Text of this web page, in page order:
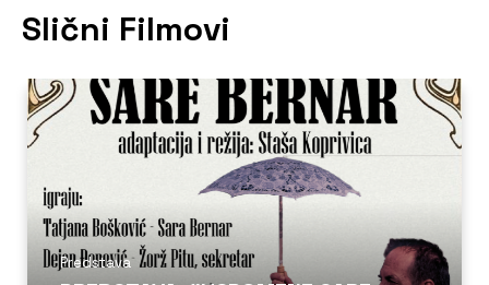
Slični Filmovi
Predstava